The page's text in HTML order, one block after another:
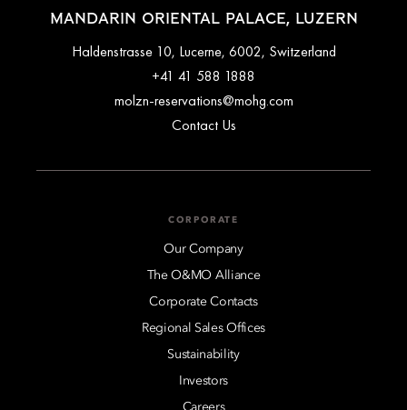
MANDARIN ORIENTAL PALACE, LUZERN
Haldenstrasse 10, Lucerne, 6002, Switzerland
+41 41 588 1888
molzn-reservations@mohg.com
Contact Us
CORPORATE
Our Company
The O&MO Alliance
Corporate Contacts
Regional Sales Offices
Sustainability
Investors
Careers